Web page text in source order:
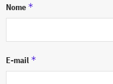
Nome *
E-mail *